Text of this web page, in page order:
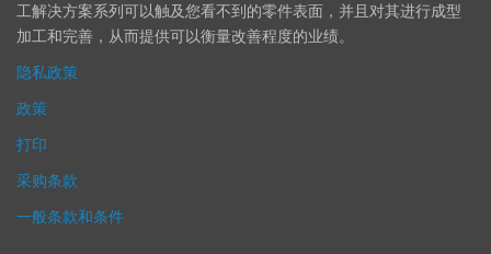
工解决方案系列可以触及您看不到的零件表面，并且对其进行成型
加工和完善，从而提供可以衡量改善程度的业绩。
隐私政策
政策
打印
采购条款
一般条款和条件